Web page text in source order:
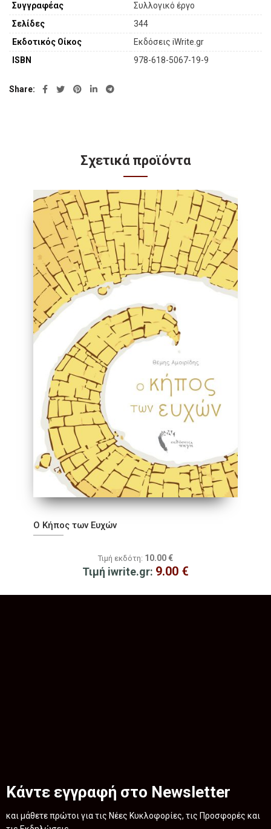
Συγγραφέας
Συλλογικό έργο
Σελίδες
344
Εκδοτικός Οίκος
Εκδόσεις iWrite.gr
ISBN
978-618-5067-19-9
Share
Σχετικά προϊόντα
Ο Κήπος των Ευχών
Τιμή εκδότη: 10.00 €
Τιμή iwrite.gr: 9.00 €
Κάντε εγγραφή στο Newsletter
και μάθετε πρώτοι για τις Νέες Κυκλοφορίες, τις Προσφορές και